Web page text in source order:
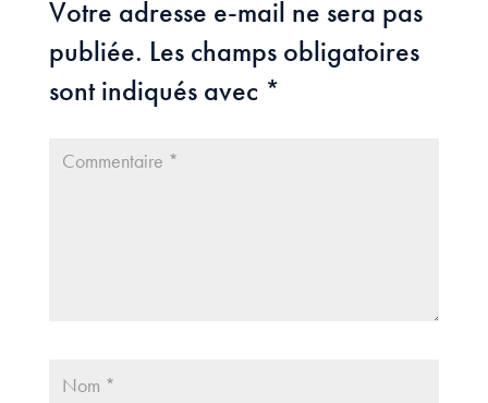
Votre adresse e-mail ne sera pas
publiée. Les champs obligatoires
sont indiqués avec *